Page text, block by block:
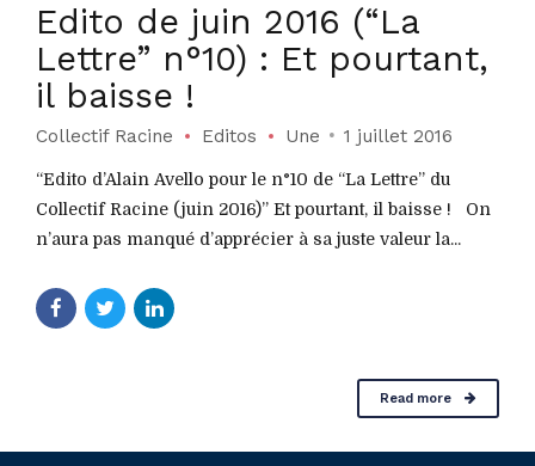
Edito de juin 2016 (“La
Lettre” n°10) : Et pourtant,
il baisse !
Collectif Racine Editos Une 1 juillet 2016
“Edito d’Alain Avello pour le n°10 de “La Lettre” du
Collectif Racine (juin 2016)” Et pourtant, il baisse ! On
n’aura pas manqué d’apprécier à sa juste valeur la...
Read more